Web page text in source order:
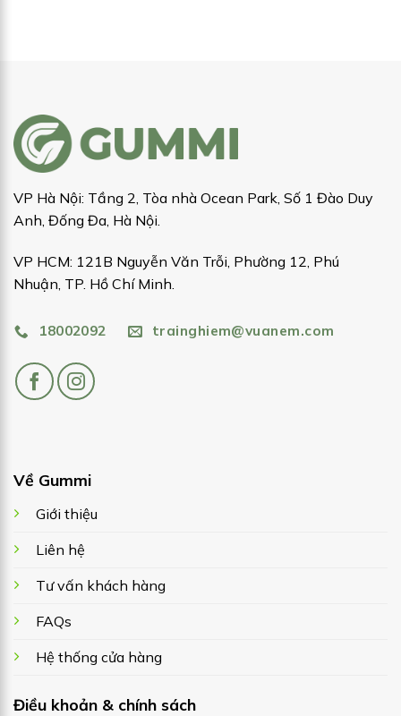
VP Hà Nội: Tầng 2, Tòa nhà Ocean Park, Số 1 Đào Duy
Anh, Đống Đa, Hà Nội.
VP HCM: 121B Nguyễn Văn Trỗi, Phường 12, Phú
Nhuận, TP. Hồ Chí Minh.
18002092 trainghiem@vuanem.com
Về Gummi
Giới thiệu
Liên hệ
Tư vấn khách hàng
FAQs
Hệ thống cửa hàng
Điều khoản & chính sách